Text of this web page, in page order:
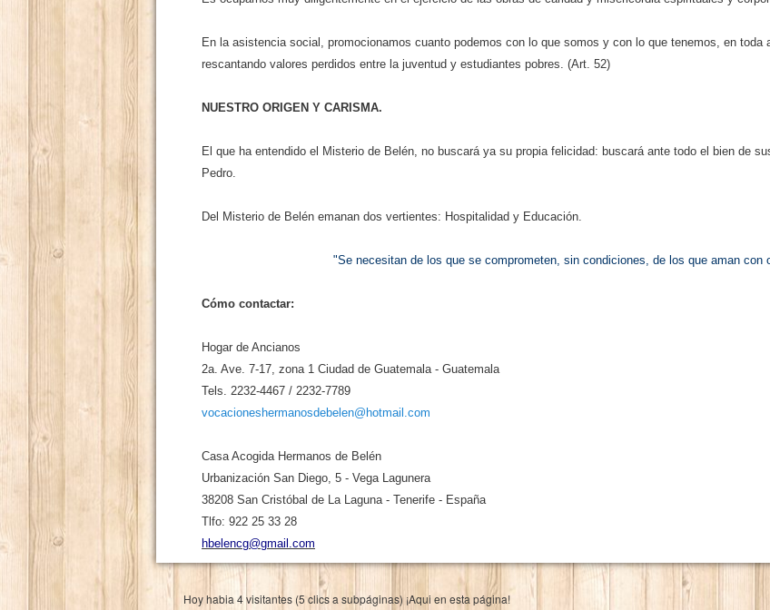
En la asistencia social, promocionamos cuanto podemos con lo que somos y con lo que tenemos, en
rescantando valores perdidos entre la juventud y estudiantes pobres. (Art. 52)
NUESTRO ORIGEN Y CARISMA.
El que ha entendido el Misterio de Belén, no buscará ya su propia felicidad: buscará ante todo el bien de
Pedro.
Del Misterio de Belén emanan dos vertientes: Hospitalidad y Educación.
"Se necesitan de los que se comprometen, sin condiciones, de los que aman con
Cómo contactar:
Hogar de Ancianos
2a. Ave. 7-17, zona 1 Ciudad de Guatemala - Guatemala
Tels. 2232-4467 / 2232-7789
vocacioneshermanosdebelen@hotmail.com
Casa Acogida Hermanos de Belén
Urbanización San Diego, 5 - Vega Lagunera
38208 San Cristóbal de La Laguna - Tenerife - España
Tlfo: 922 25 33 28
hbelencg@gmail.com
Hoy habia 4 visitantes (5 clics a subpáginas) ¡Aqui en esta página!